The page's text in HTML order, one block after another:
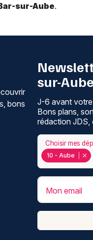
sur-Aube.
bons
sur-Aube
J-6 avant
Bons plans,
rédaction JDS,
10 - Aube
Choisir mes
Mon email